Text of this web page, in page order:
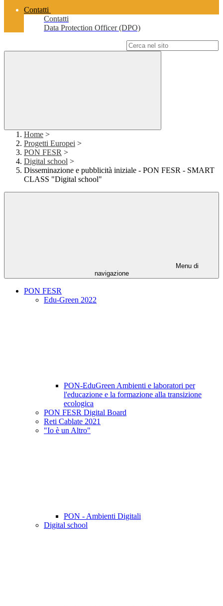
Contatti
Contatti
Data Protection Officer (DPO)
Home >
Progetti Europei >
PON FESR >
Digital school >
Disseminazione e pubblicità iniziale - PON FESR - SMART
CLASS "Digital school"
Menu di
navigazione
PON FESR
Edu-Green 2022
PON-EduGreen Ambienti e laboratori per
l'educazione e la formazione alla transizione
ecologica
PON FESR Digital Board
Reti Cablate 2021
"Io è un Altro"
PON - Ambienti Digitali
Digital school